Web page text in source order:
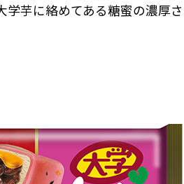
芋に絡めてある糖蜜の濃厚